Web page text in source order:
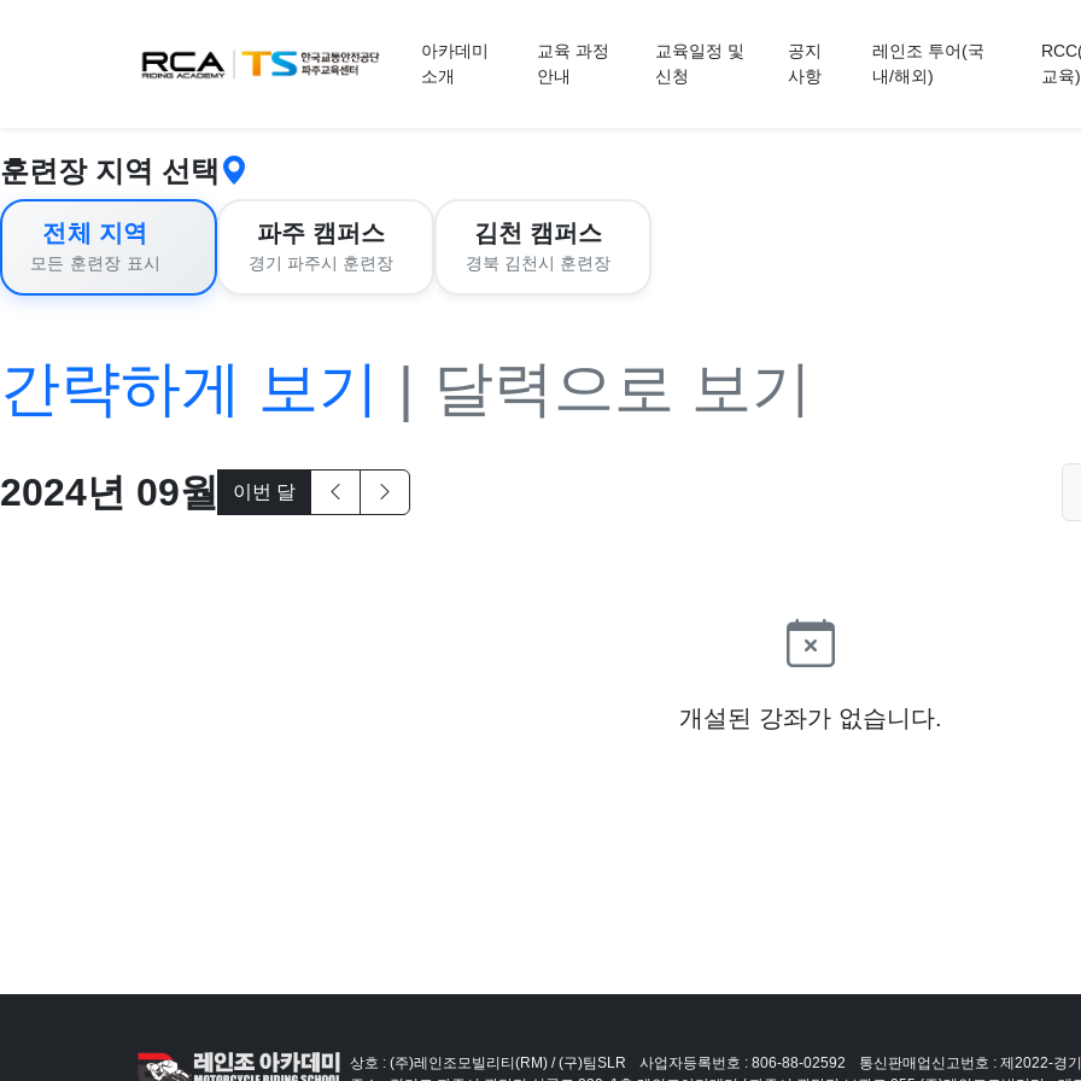
아카데미
소개
교육 과정
안내
교육일정 및
신청
공지
사항
레인조 투어(국
내/해외)
교육)
훈련장 지역 선택
전체 지역
모든 훈련장 표시
파주 캠퍼스
경기 파주시 훈련장
김천 캠퍼스
경북 김천시 훈련장
간략하게 보기 | 달력으로 보기
2024년 09월 이번 달
개설된 강좌가 없습니다.
상호 : (주)레인조모빌리티(RM) / (구)팀SLR 사업자등록번호 : 806-88-02592 통신판매업신고번호 : 제2022-경